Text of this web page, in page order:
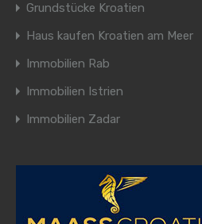
Grundstücke Kroatien
Haus kaufen Kroatien am Meer
Immobilien Rab
Immobilien Istrien
Immobilien Zadar